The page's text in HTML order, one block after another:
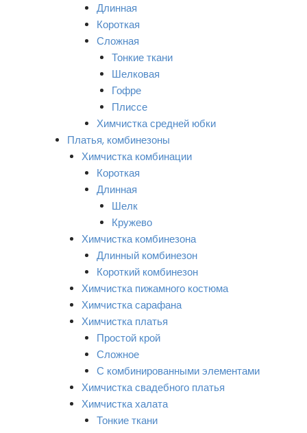
Длинная
Короткая
Сложная
Тонкие ткани
Шелковая
Гофре
Плиссе
Химчистка средней юбки
Платья, комбинезоны
Химчистка комбинации
Короткая
Длинная
Шелк
Кружево
Химчистка комбинезона
Длинный комбинезон
Короткий комбинезон
Химчистка пижамного костюма
Химчистка сарафана
Химчистка платья
Простой крой
Сложное
С комбинированными элементами
Химчистка свадебного платья
Химчистка халата
Тонкие ткани